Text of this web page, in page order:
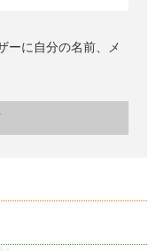
ーに自分の名前、メ